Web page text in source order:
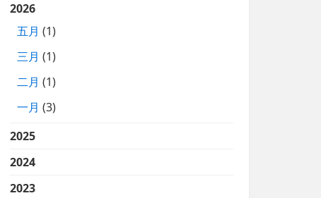
2026
五月 (1)
三月 (1)
二月 (1)
一月 (3)
2025
2024
2023